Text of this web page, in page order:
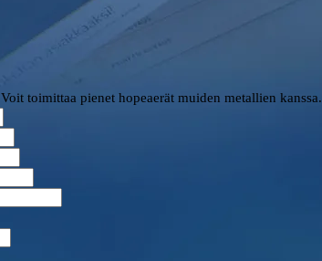
Voit toimittaa pienet hopeaerät muiden metallien kanssa.